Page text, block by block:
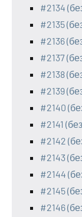
#2134
#2135
#2136
#2137
#2138
#2139
#2140
#2141
#2142
#2143
#2144
#2145
#2146